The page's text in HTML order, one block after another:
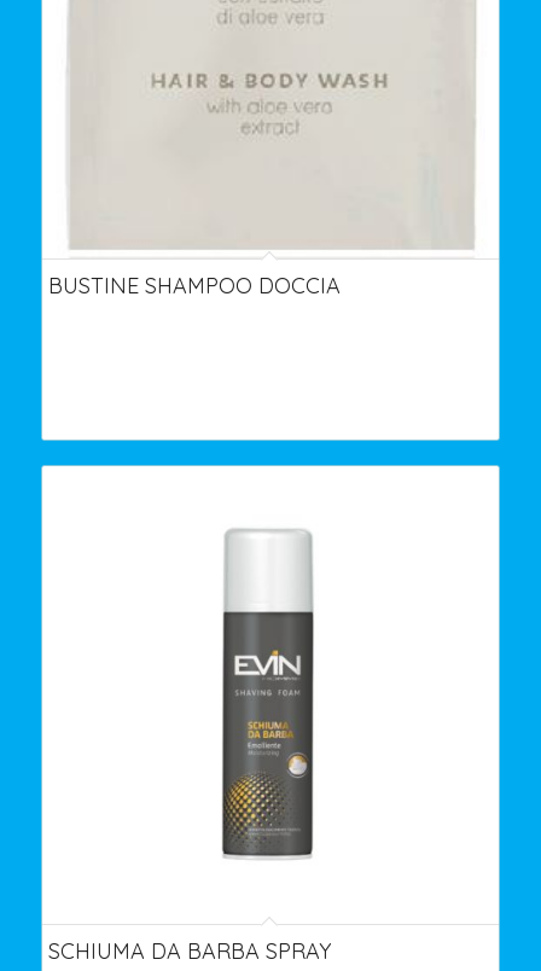
BUSTINE SHAMPOO DOCCIA
SCHIUMA DA BARBA SPRAY